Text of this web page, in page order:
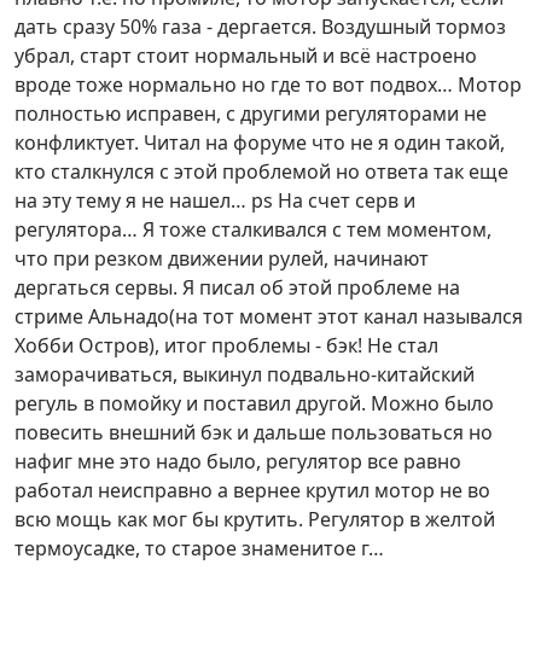
дать сразу 50% газа - дергается. Воздушный тормоз
убрал, старт стоит нормальный и всё настроено
вроде тоже нормально но где то вот подвох… Мотор
полностью исправен, с другими регуляторами не
конфликтует. Читал на форуме что не я один такой,
кто сталкнулся с этой проблемой но ответа так еще
на эту тему я не нашел… ps На счет серв и
регулятора… Я тоже сталкивался с тем моментом,
что при резком движении рулей, начинают
дергаться сервы. Я писал об этой проблеме на
стриме Альнадо(на тот момент этот канал назывался
Хобби Остров), итог проблемы - бэк! Не стал
заморачиваться, выкинул подвально-китайский
регуль в помойку и поставил другой. Можно было
повесить внешний бэк и дальше пользоваться но
нафиг мне это надо было, регулятор все равно
работал неисправно а вернее крутил мотор не во
всю мощь как мог бы крутить. Регулятор в желтой
термоусадке, то старое знаменитое г…